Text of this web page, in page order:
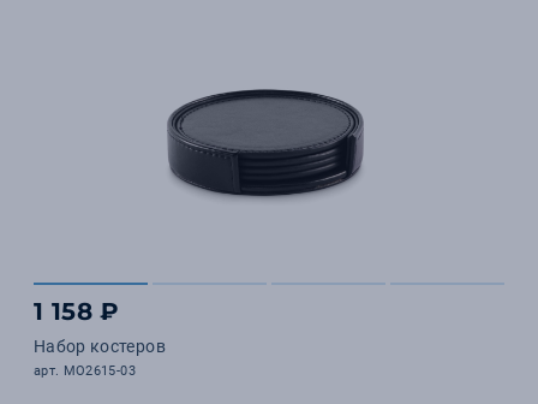
1 158 ₽
Набор костеров
арт. MO2615-03